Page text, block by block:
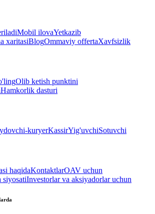
Mobil ilovaYetkazib
xaritasiBlogOmmaviy offertaXavfsizlik
Olib ketish punktini
Hamkorlik dasturi
kuryerKassirYig'uvchiSotuvchi
haqidaKontaktlarOAV uchun
siyosatiInvestorlar va aksiyadorlar uchun